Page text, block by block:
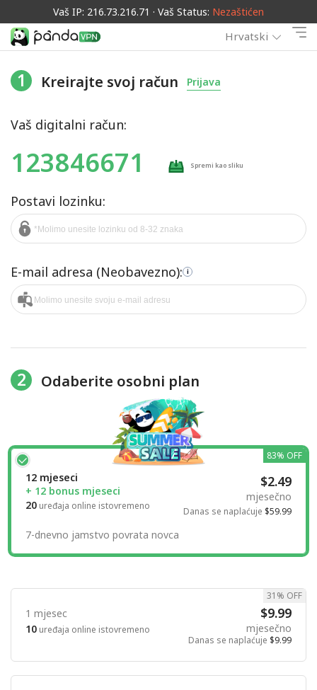
Vaš IP: 216.73.216.71 · Vaš Status: Nezaštićen
Hrvatski
1 Kreirajte svoj račun Prijava
Vaš digitalni račun:
123846671 Spremi kao sliku
Postavi lozinku:
E-mail adresa (Neobavezno): i
2 Odaberite osobni plan
12 mjeseci
+ 12 bonus mjeseci
20 uređaja online istovremeno
$2.49
mjesečno
Danas se naplaćuje $59.99
83% OFF
7-dnevno jamstvo povrata novca
1 mjesec
10 uređaja online istovremeno
$9.99
mjesečno
Danas se naplaćuje $9.99
31% OFF